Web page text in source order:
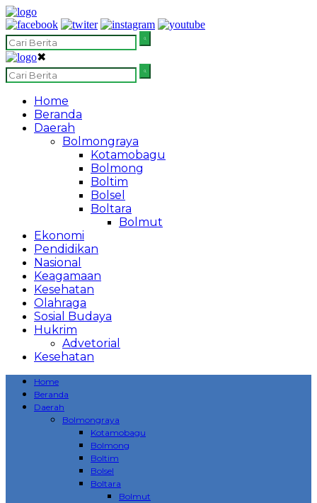
✖
Home
Beranda
Daerah
Bolmongraya
Kotamobagu
Bolmong
Boltim
Bolsel
Boltara
Bolmut
Ekonomi
Pendidikan
Nasional
Keagamaan
Kesehatan
Olahraga
Sosial Budaya
Hukrim
Advetorial
Kesehatan
Home
Beranda
Daerah
Bolmongraya
Kotamobagu
Bolmong
Boltim
Bolsel
Boltara
Bolmut